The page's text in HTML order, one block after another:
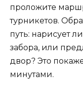
проложите
турникетов.
путь: нарисует
забора, или
двор? Это
минутами.